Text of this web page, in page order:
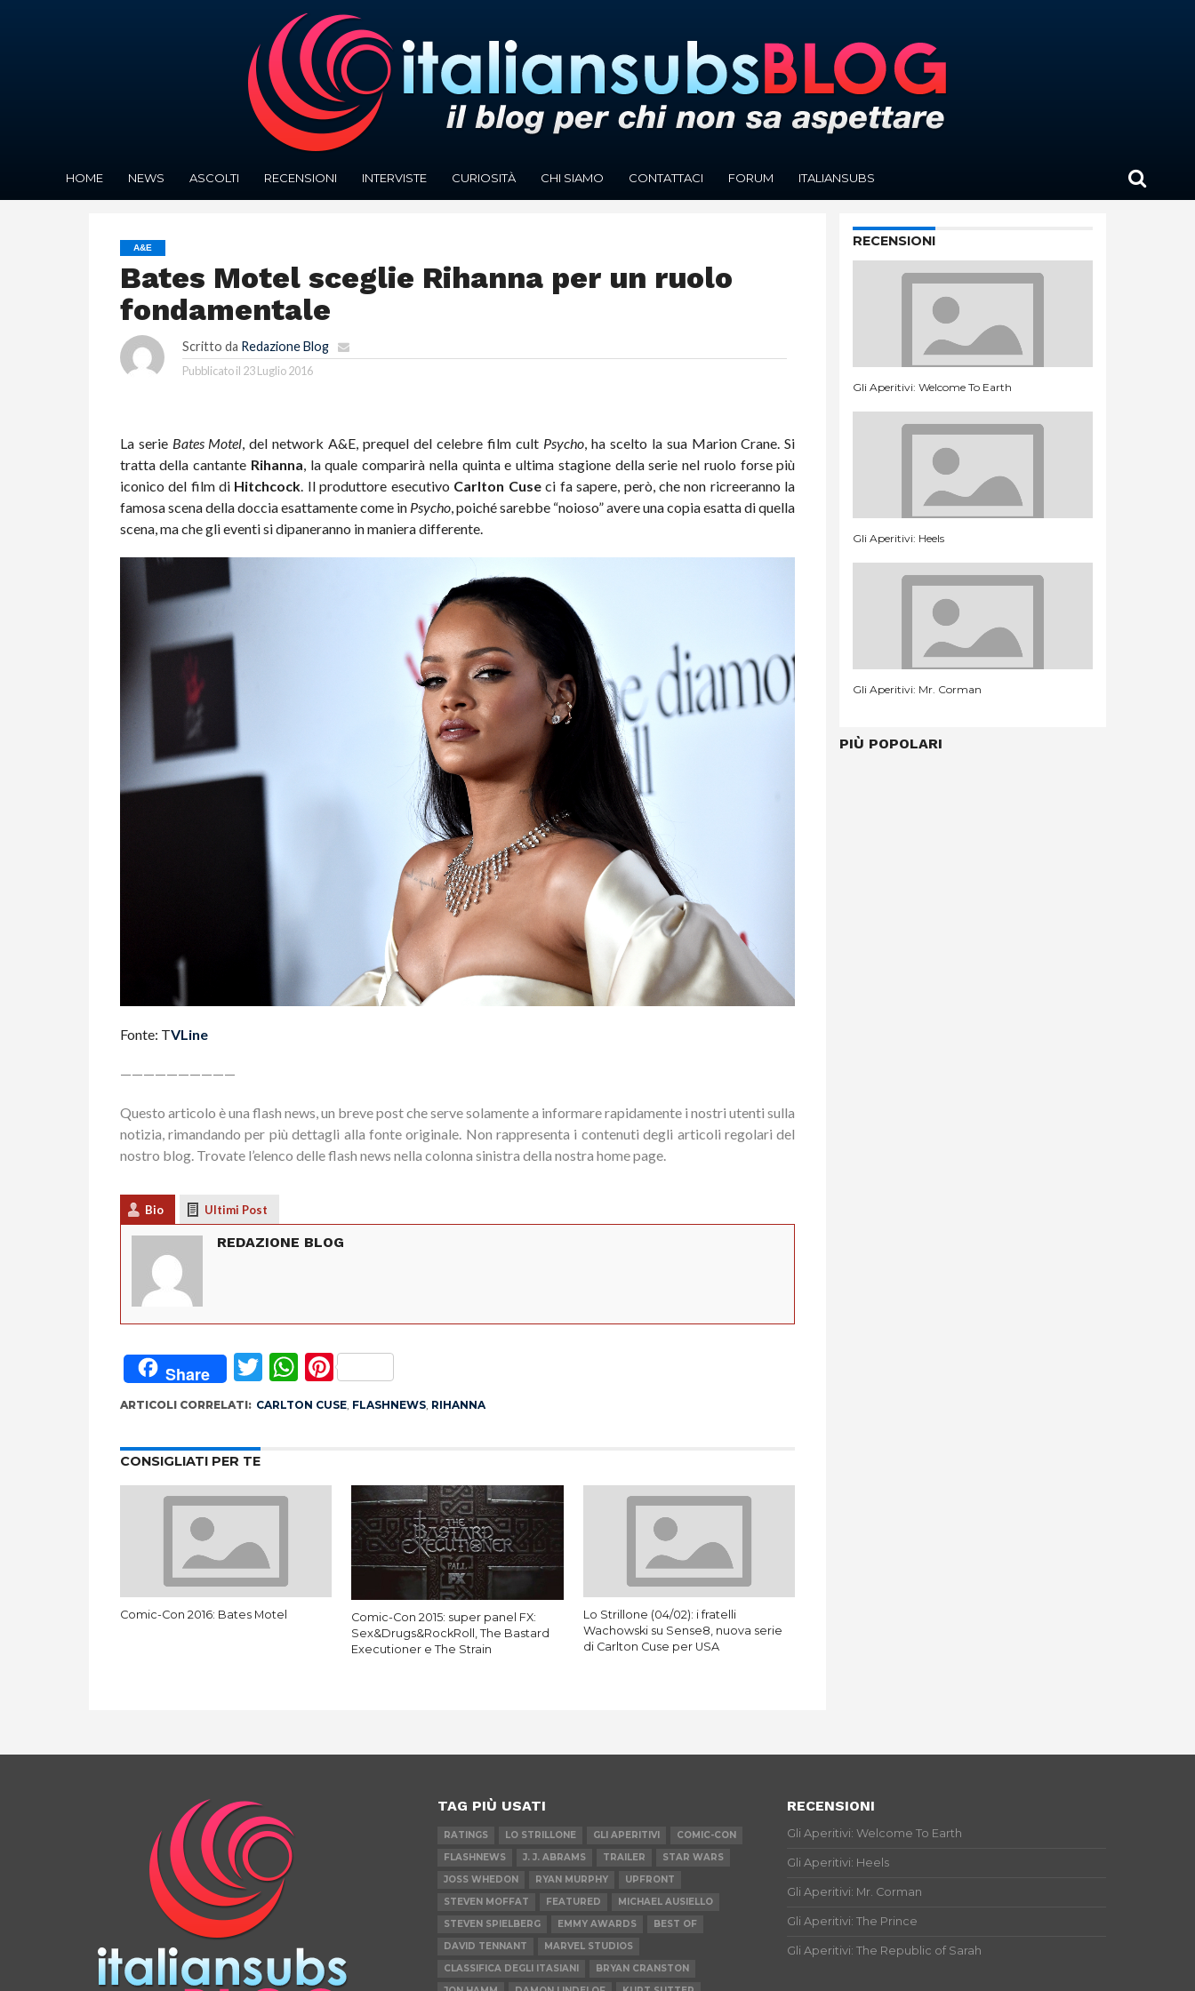
HOME NEWS ASCOLTI RECENSIONI INTERVISTE CURIOSITÀ CHI SIAMO CONTATTACI FORUM ITALIANSUBS
A&E
Bates Motel sceglie Rihanna per un ruolo
fondamentale
Scritto da Redazione Blog
Pubblicato il 23 Luglio 2016
La serie Bates Motel, del network A&E, prequel del celebre film cult Psycho, ha scelto la sua Marion Crane. Si
tratta della cantante Rihanna, la quale comparirà nella quinta e ultima stagione della serie nel ruolo forse più
iconico del film di Hitchcock. Il produttore esecutivo Carlton Cuseci fa sapere, però, che non ricreeranno la
famosa scena della doccia esattamente come in Psycho, poiché sarebbe “noioso” avere una copia esatta di quella
scena, ma che gli eventi si dipaneranno in maniera differente.
Fonte: TVLine
——————————
Questo articolo è una flash news, un breve post che serve solamente a informare rapidamente i nostri utenti sulla
notizia, rimandando per più dettagli alla fonte originale. Non rappresenta i contenuti degli articoli regolari del
nostro blog. Trovate l’elenco delle flash news nella colonna sinistra della nostra home page.
Bio Ultimi Post
REDAZIONE BLOG
Share Twitter
WhatsApp
Pinterest
ARTICOLI CORRELATI: CARLTON CUSE, FLASHNEWS, RIHANNA
CONSIGLIATI PER TE
Comic-Con 2016: Bates Motel
Comic-Con 2015: super panel FX:
Sex&Drugs&RockRoll, The Bastard
Executioner e The Strain
Lo Strillone (04/02): i fratelli
Wachowski su Sense8, nuova serie
di Carlton Cuse per USA
RECENSIONI
Gli Aperitivi: Welcome To Earth
Gli Aperitivi: Heels
Gli Aperitivi: Mr. Corman
PIÙ POPOLARI
TAG PIÙ USATI
RATINGS LO STRILLONE GLI APERITIVI
COMIC-CON
FLASHNEWS
J. J. ABRAMS TRAILER
STAR WARS
JOSS WHEDON
RYAN MURPHY
UPFRONT
STEVEN MOFFAT
FEATURED
MICHAEL AUSIELLO
STEVEN SPIELBERG
EMMY AWARDS
BEST OF
DAVID TENNANT
MARVEL STUDIOS
CLASSIFICA DEGLI ITASIANI
BRYAN CRANSTON
RECENSIONI
Gli Aperitivi: Welcome To Earth
Gli Aperitivi: Heels
Gli Aperitivi: Mr. Corman
Gli Aperitivi: The Prince
Gli Aperitivi: The Republic of Sarah